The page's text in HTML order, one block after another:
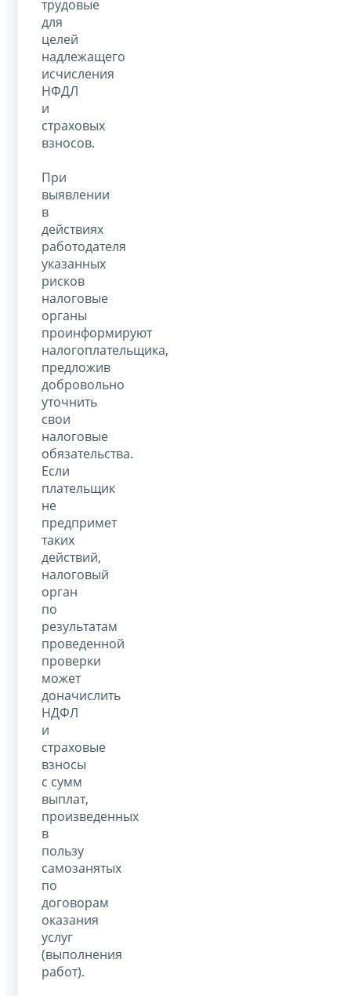
трудовые
для
целей
надлежащего
исчисления
НФДЛ
и
страховых
взносов.
При
выявлении
в
действиях
работодателя
указанных
рисков
налоговые
органы
проинформируют
налогоплательщика,
предложив
добровольно
уточнить
свои
налоговые
обязательства.
Если
плательщик
не
предпримет
таких
действий,
налоговый
орган
по
результатам
проведенной
проверки
может
доначислить
НДФЛ
и
страховые
взносы
с сумм
выплат,
произведенных
в
пользу
самозанятых
по
договорам
оказания
услуг
(выполнения
работ).